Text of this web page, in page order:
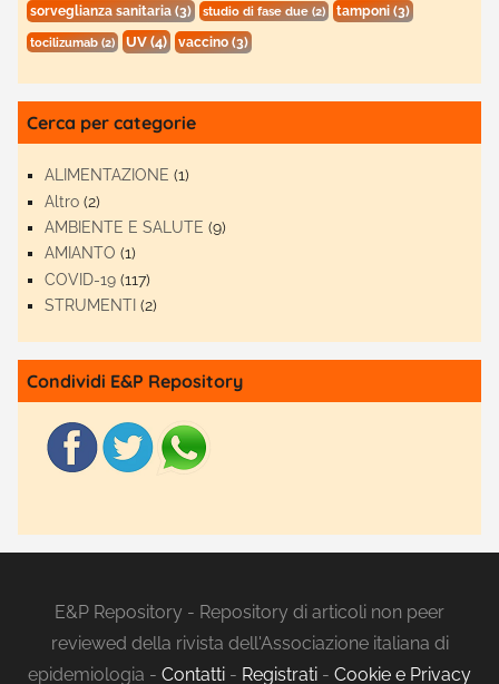
sorveglianza sanitaria(3) studio di fase due(2) tamponi(3)
tocilizumab(2) UV(4) vaccino(3)
Cerca per categorie
ALIMENTAZIONE (1)
Altro (2)
AMBIENTE E SALUTE (9)
AMIANTO (1)
COVID-19 (117)
STRUMENTI (2)
Condividi E&P Repository
E&P Repository - Repository di articoli non peer
reviewed della rivista dell'Associazione italiana di
epidemiologia - Contatti - Registrati - Cookie e Privacy